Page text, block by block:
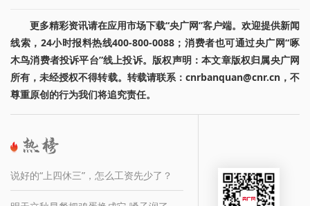
更多精彩资讯请在应用市场下载“央广网”客户端。欢迎提供新闻
线索，24小时报料热线400-800-0088；消费者也可通过央广网“啄
木鸟消费者投诉平台”线上投诉。版权声明：本文章版权归属央广网
所有，未经授权不得转载。转载请联系：cnrbanquan@cnr.cn，不
尊重原创的行为我们将追究责任。
说好的“上四休三”，怎么工资先少了？